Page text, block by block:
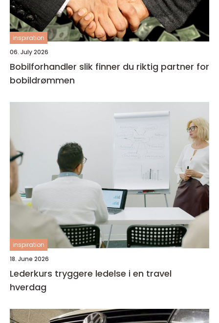
inspiration
06. July 2026
Bobilforhandler slik finner du riktig partner for
bobildrømmen
inspiration
18. June 2026
Lederkurs tryggere ledelse i en travel
hverdag